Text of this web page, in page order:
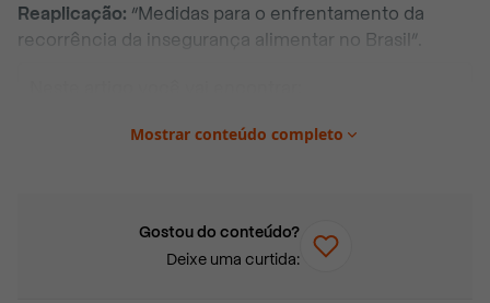
Reaplicação: “Medidas para o enfrentamento da
recorrência da insegurança alimentar no Brasil”.
Competências avaliadas na redação
Carina Moura, de 18 anos
Giovana Guimarães, de 18 anos
Mostrar conteúdo completo
Gostou do conteúdo?
Deixe uma curtida: